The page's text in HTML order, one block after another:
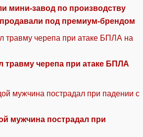
мини-завод по производству
под премиум-брендом
травму черепа при атаке БПЛА
мужчина пострадал при